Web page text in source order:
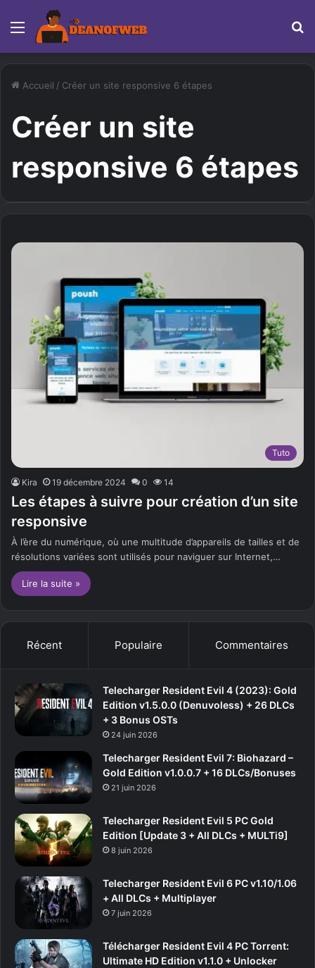
Menu
Accueil / Créer un site responsive 6 étapes
Créer un site
responsive 6 étapes
Tuto
Kira 19 décembre 2024 0 14
Les étapes à suivre pour création d’un site
responsive
À l’ère du numérique, où une multitude d’appareils de tailles et de
résolutions variées sont utilisés pour naviguer sur Internet,…
Lire la suite »
Récent Populaire Commentaires
Telecharger Resident Evil 4 (2023): Gold
Edition v1.5.0.0 (Denuvoless) + 26 DLCs
+ 3 Bonus OSTs
24 juin 2026
Telecharger Resident Evil 7: Biohazard –
Gold Edition v1.0.0.7 + 16 DLCs/Bonuses
21 juin 2026
Telecharger Resident Evil 5 PC Gold
Edition [Update 3 + All DLCs + MULTi9]
8 juin 2026
Telecharger Resident Evil 6 PC v1.10/1.06
+ All DLCs + Multiplayer
7 juin 2026
Télécharger Resident Evil 4 PC Torrent:
Ultimate HD Edition v1.1.0 + Unlocker